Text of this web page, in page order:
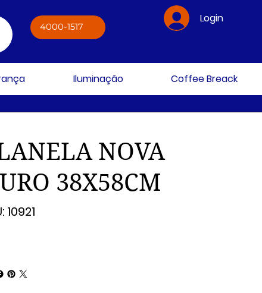
4000-1517
Login
Iluminação Coffee Breack
NOVA
38X58CM
10921
10921